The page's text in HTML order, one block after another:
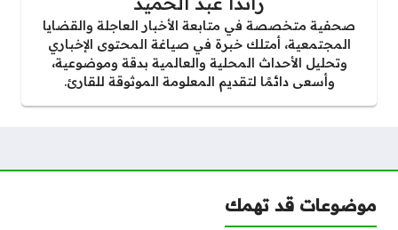
صحفية متخصصة في متابعة الأخبار العاجلة والقضايا
المجتمعية، أمتلك خبرة في صياغة المحتوى الإخباري
وتحليل الأحداث المحلية والعالمية بدقة وموضوعية،
وأسعى دائمًا لتقديم المعلومة الموثوقة للقارئ.
موضوعات قد تهمك